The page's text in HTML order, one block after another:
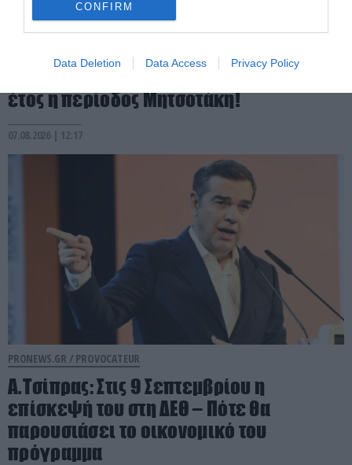
CONFIRM
Data Deletion Data Access Privacy Policy
Πυρκαγιές: Στην κορυφή της λίστας με τις
περισσότερες καμένες εκτάσεις ανά
έτος η περίοδος Μητσοτάκη!
07.08.2026 | 12:17
PRONEWS.GR / PROVOCATEUR
Α.Τσίπρας: Στις 9 Σεπτεμβρίου η
επίσκεψή του στη ΔΕΘ – Πότε θα
παρουσιάσει το οικονομικό του
πρόγραμμα